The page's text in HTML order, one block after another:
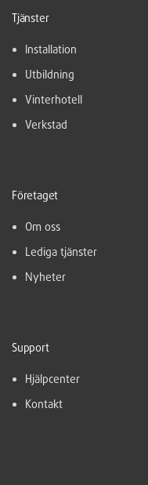
Tjänster
Installation
Utbildning
Vinterhotell
Verkstad
Företaget
Om oss
Lediga tjänster
Nyheter
Support
Hjälpcenter
Kontakt